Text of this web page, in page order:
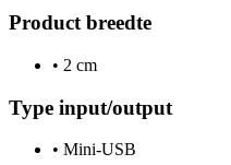
Product breedte
• 2 cm
Type input/output
• Mini-USB